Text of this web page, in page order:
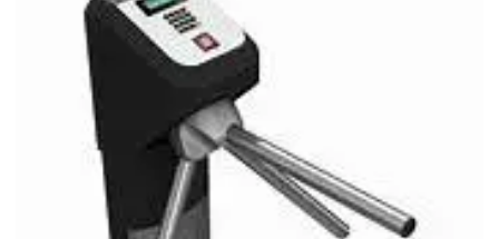
Catraca para academia com biometria
Catraca para academia com biometria preço
Catraca para academia com software
Catraca de acesso
Catraca de acesso para academia